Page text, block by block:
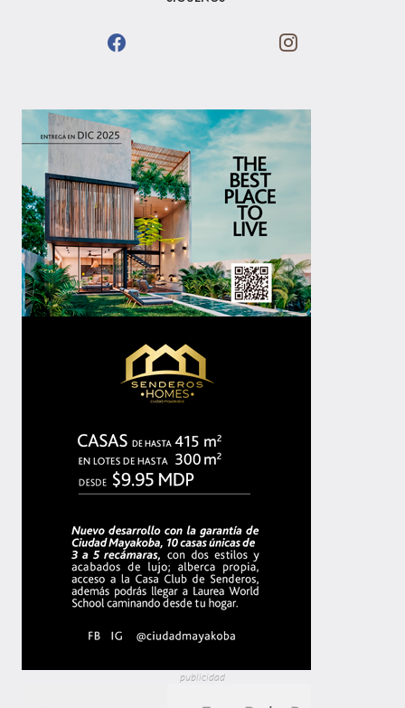
publicidad